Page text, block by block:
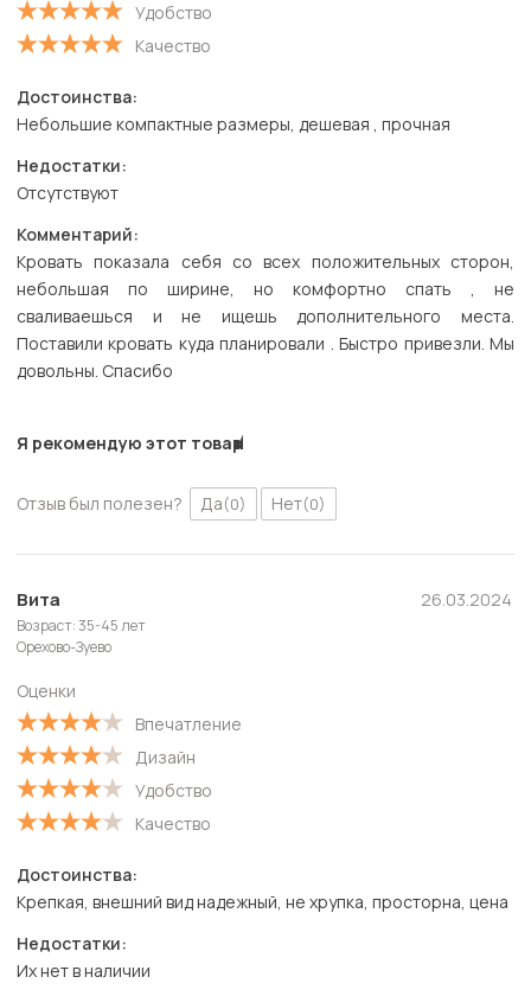
Удобство
Качество
Достоинства:
Небольшие компактные размеры, дешевая , прочная
Недостатки:
Отсутствуют
Комментарий:
Кровать показала себя со всех положительных сторон,
небольшая по ширине, но комфортно спать , не
сваливаешься и не ищешь дополнительного места.
Поставили кровать куда планировали . Быстро привезли. Мы
довольны. Спасибо
Я рекомендую этот товар
Отзыв был полезен? Да(0) Нет(0)
Вита
Возраст: 35-45 лет
Орехово-Зуево
Оценки
Впечатление
Дизайн
Удобство
Качество
26.03.2024
Достоинства:
Крепкая, внешний вид надежный, не хрупка, просторна, цена
Недостатки:
Их нет в наличии